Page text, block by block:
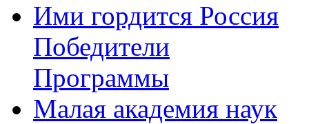
Ими гордится Россия
Победители
Программы
Малая академия наук